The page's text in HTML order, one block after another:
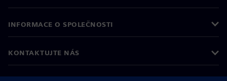
INFORMACE O SPOLEČNOSTI
KONTAKTUJTE NÁS